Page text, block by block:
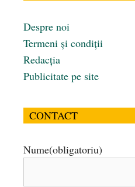
Despre noi
Termeni și condiții
Redacția
Publicitate pe site
CONTACT
Nume(obligatoriu)